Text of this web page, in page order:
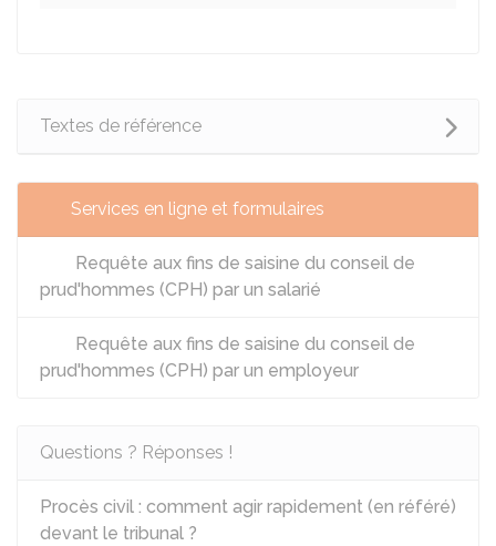
Textes de référence
Services en ligne et formulaires
Requête aux fins de saisine du conseil de
prud'hommes (CPH) par un salarié
Requête aux fins de saisine du conseil de
prud'hommes (CPH) par un employeur
Questions ? Réponses !
Procès civil : comment agir rapidement (en référé)
devant le tribunal ?